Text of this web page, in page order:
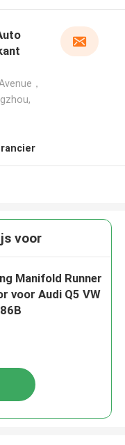
，
voor
Manifold Runner
voor Audi Q5 VW